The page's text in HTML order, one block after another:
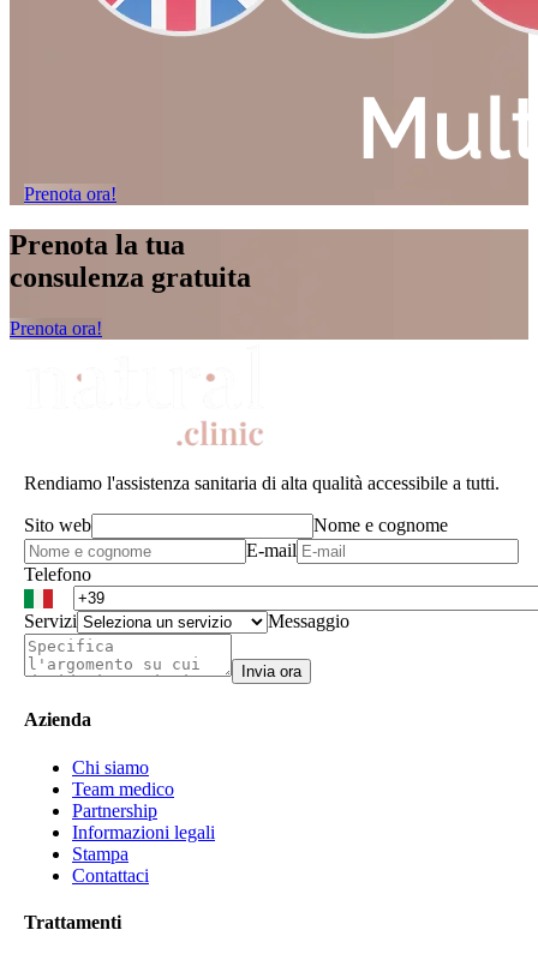
Prenota ora!
Prenota la tua
consulenza gratuita
Prenota ora!
Rendiamo l'assistenza sanitaria di alta qualità accessibile a tutti.
Sito web
Nome e cognome
E-mail
Telefono
Servizi Messaggio
Invia ora
Azienda
Chi siamo
Team medico
Partnership
Informazioni legali
Stampa
Contattaci
Trattamenti